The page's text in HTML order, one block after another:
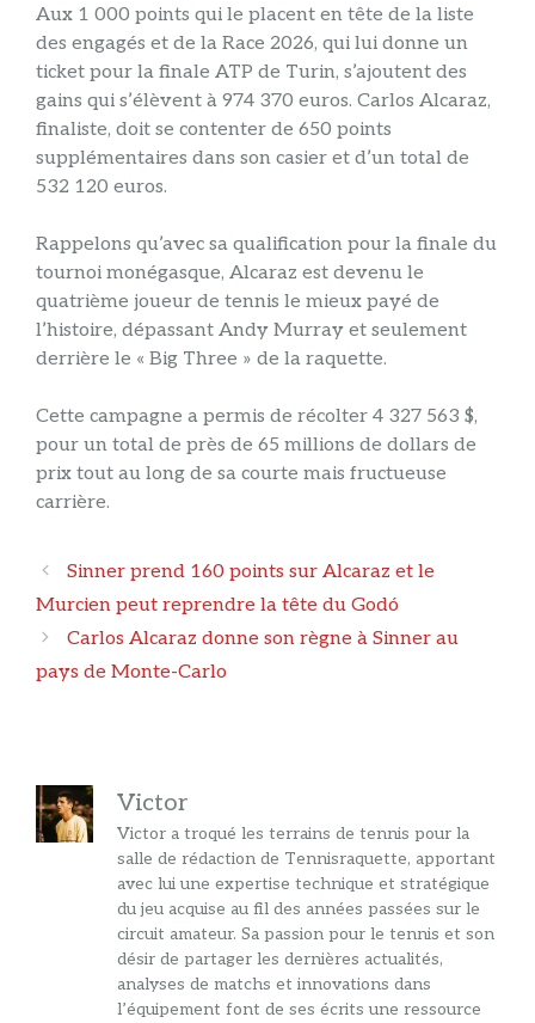
Aux 1 000 points qui le placent en tête de la liste
des engagés et de la Race 2026, qui lui donne un
ticket pour la finale ATP de Turin, s’ajoutent des
gains qui s’élèvent à 974 370 euros. Carlos Alcaraz,
finaliste, doit se contenter de 650 points
supplémentaires dans son casier et d’un total de
532 120 euros.
Rappelons qu’avec sa qualification pour la finale du
tournoi monégasque, Alcaraz est devenu le
quatrième joueur de tennis le mieux payé de
l’histoire, dépassant Andy Murray et seulement
derrière le « Big Three » de la raquette.
Cette campagne a permis de récolter 4 327 563 $,
pour un total de près de 65 millions de dollars de
prix tout au long de sa courte mais fructueuse
carrière.
Navigation
des
articles
Sinner prend 160 points sur Alcaraz et le
Murcien peut reprendre la tête du Godó
Carlos Alcaraz donne son règne à Sinner au
pays de Monte-Carlo
Victor
Victor a troqué les terrains de tennis pour la
salle de rédaction de Tennisraquette, apportant
avec lui une expertise technique et stratégique
du jeu acquise au fil des années passées sur le
circuit amateur. Sa passion pour le tennis et son
désir de partager les dernières actualités,
analyses de matchs et innovations dans
l’équipement font de ses écrits une ressource